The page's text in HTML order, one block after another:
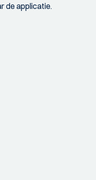
de applicatie.